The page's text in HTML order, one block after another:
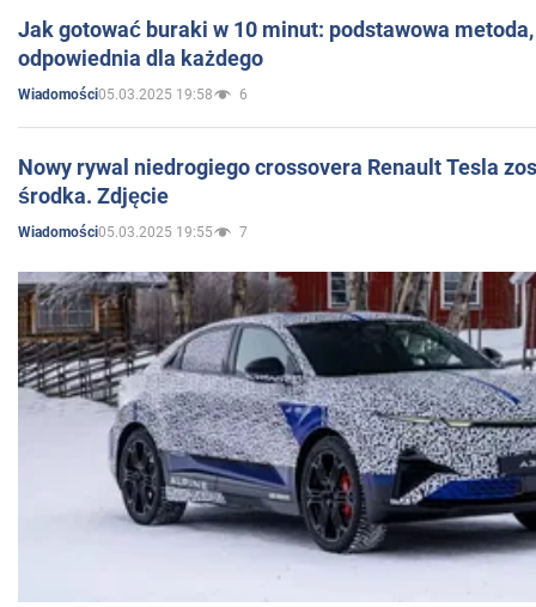
Jak gotować buraki w 10 minut: podstawowa
odpowiednia dla każdego
Wiadomości05.03.2025 19:58 6
Nowy rywal niedrogiego crossovera Renault Tesla
środka. Zdjęcie
Wiadomości05.03.2025 19:55 7